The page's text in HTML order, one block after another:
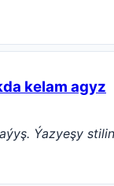
kelam agyz
Ýazyeşy